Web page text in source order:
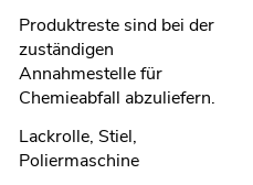
Produktreste sind bei der
zuständigen
Annahmestelle für
Chemieabfall abzuliefern.
Lackrolle, Stiel,
Poliermaschine